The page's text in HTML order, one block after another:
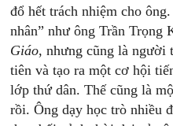
đổ hết trách nhiệm cho
nhân” như ông Trần
Giáo, nhưng cũng là người
tiên và tạo ra một cơ hội
lớp thứ dân. Thế cũng là
rồi. Ông dạy học trò nhiều